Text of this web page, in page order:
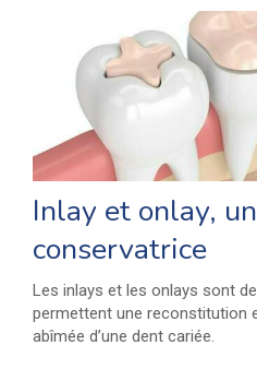
Inlay et onlay,
conservatrice
Les inlays et les onlays sont
permettent une reconstitution
abîmée d’une dent cariée.